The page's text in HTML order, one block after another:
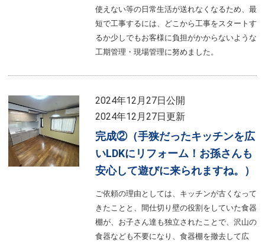
使えない等の日常生活が送れなくなるため、最
短で工事するには、どこから工事をスタートす
るか少しでもお客様に負担がかからないような
工期管理・現場管理に努めました。
2024年12月27日公開
2024年12月27日更新
完成②（手狭だったキッチンを広
いLDKにリフォーム！お孫さんも
安心して遊びに来られますね。）
ご依頼の理由としては、キッチンが古くなって
きたことと、間仕切り壁の役割をしていた食器
棚が、お子さん達も独立されたことで、沢山の
食器なども不要になり、食器棚を撤去して広